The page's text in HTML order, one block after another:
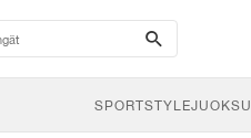
search-
btn
SPORTSTYLEJUOKSU